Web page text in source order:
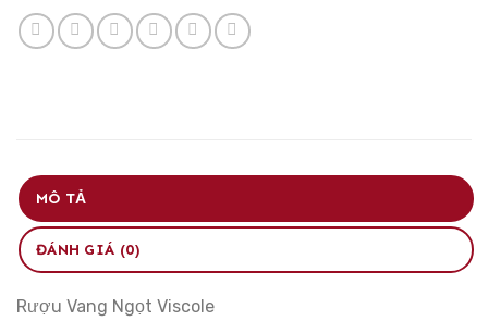
MÔ TẢ
ĐÁNH GIÁ (0)
Rượu Vang Ngọt Viscole